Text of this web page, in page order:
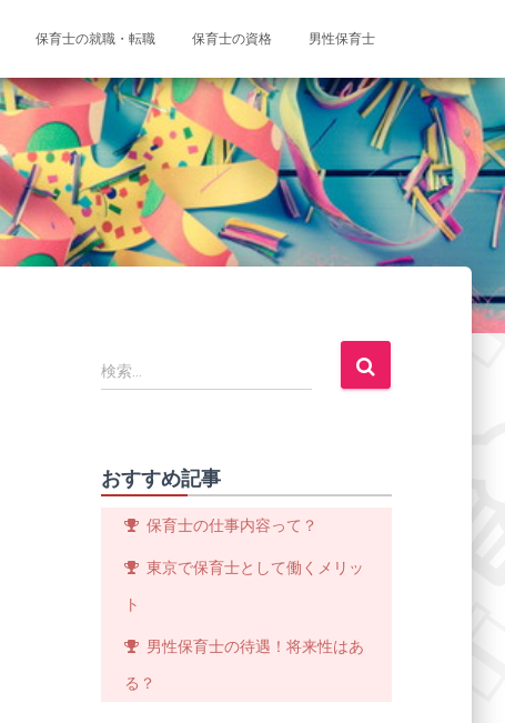
保育士の就職・転職 保育士の資格 男性保育士
検
索
検索…
おすすめ記事
保育士の仕事内容って？
東京で保育士として働くメリッ
ト
男性保育士の待遇！将来性はあ
る？